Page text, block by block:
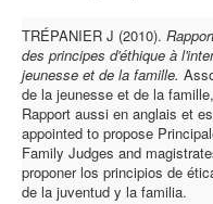
TRÉPANIER J (2010).
des principes d'éthique à
jeunesse et de la famille.
de la jeunesse et de la
Rapport aussi en anglais et
appointed to propose
Family Judges and
proponer los principios de
de la juventud y la familia.